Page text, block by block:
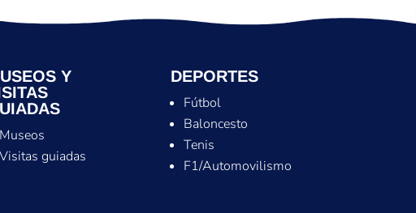
Y
Museos
Visitas guiadas
DEPORTES
Fútbol
Baloncesto
Tenis
F1/Automovilismo